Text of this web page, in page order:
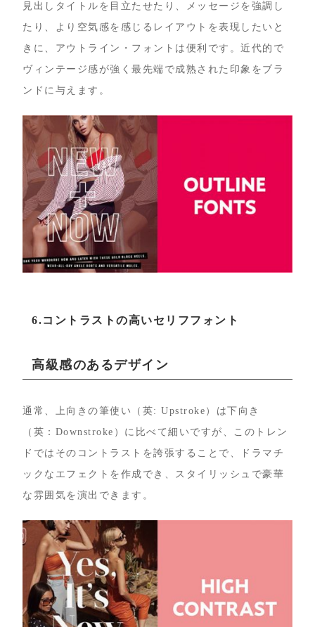
見出しタイトルを目立たせたり、メッセージを強調し
たり、より空気感を感じるレイアウトを表現したいと
きに、アウトライン・フォントは便利です。近代的で
ヴィンテージ感が強く最先端で成熟された印象をブラ
ンドに与えます。
6.コントラストの高いセリフフォント
高級感のあるデザイン
通常、上向きの筆使い（英: Upstroke）は下向き
（英：Downstroke）に比べて細いですが、このトレン
ドではそのコントラストを誇張することで、ドラマチ
ックなエフェクトを作成でき、スタイリッシュで豪華
な雰囲気を演出できます。